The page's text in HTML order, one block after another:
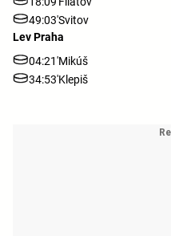
49:03'Svitov
Lev Praha
04:21'Mikúš
34:53'Klepiš